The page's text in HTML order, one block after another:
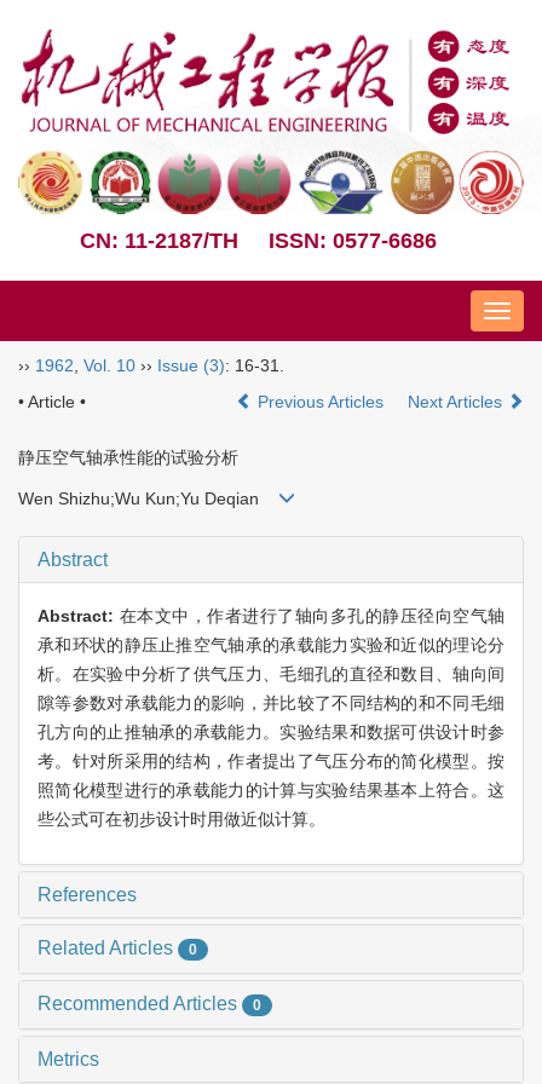
CN: 11-2187/TH ISSN: 0577-6686
Nav
›› 1962 Vol. 10 ›› Issue (3): 16-31.
• Article •
Previous Articles Next Articles
静压空气轴承性能的试验分析
Wen Shizhu;Wu Kun;Yu Deqian
Abstract
Abstract: 在本文中，作者进行了轴向多孔的静压径向空气轴
承和环状的静压止推空气轴承的承载能力实验和近似的理论分
析。在实验中分析了供气压力、毛细孔的直径和数目、轴向间
隙等参数对承载能力的影响，并比较了不同结构的和不同毛细
孔方向的止推轴承的承载能力。实验结果和数据可供设计时参
考。针对所采用的结构，作者提出了气压分布的简化模型。按
照简化模型进行的承载能力的计算与实验结果基本上符合。这
些公式可在初步设计时用做近似计算。
References
Related Articles 0
Recommended Articles 0
Metrics